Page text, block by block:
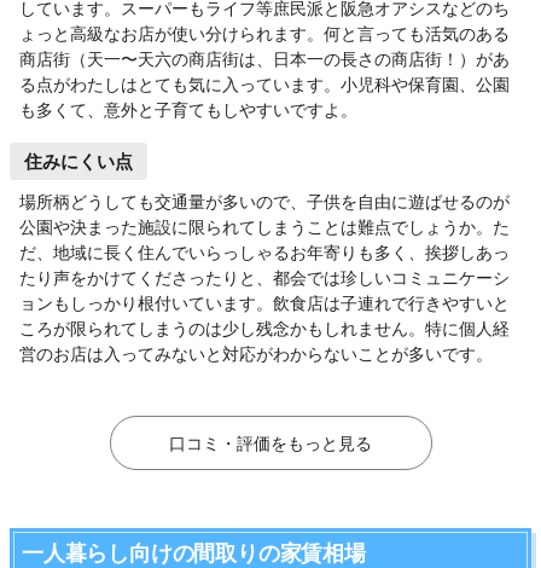
しています。スーパーもライフ等庶民派と阪急オアシスなどのち
ょっと高級なお店が使い分けられます。何と言っても活気のある
商店街（天一〜天六の商店街は、日本一の長さの商店街！）があ
る点がわたしはとても気に入っています。小児科や保育園、公園
も多くて、意外と子育てもしやすいですよ。
住みにくい点
場所柄どうしても交通量が多いので、子供を自由に遊ばせるのが
公園や決まった施設に限られてしまうことは難点でしょうか。た
だ、地域に長く住んでいらっしゃるお年寄りも多く、挨拶しあっ
たり声をかけてくださったりと、都会では珍しいコミュニケーシ
ョンもしっかり根付いています。飲食店は子連れで行きやすいと
ころが限られてしまうのは少し残念かもしれません。特に個人経
営のお店は入ってみないと対応がわからないことが多いです。
口コミ・評価をもっと見る
一人暮らし向けの間取りの家賃相場